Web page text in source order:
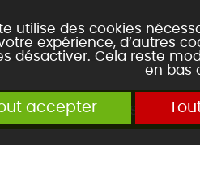
utilise des cookies
expérience, d’autres
désactiver. Cela reste
en bas
accepter
escalade Festival